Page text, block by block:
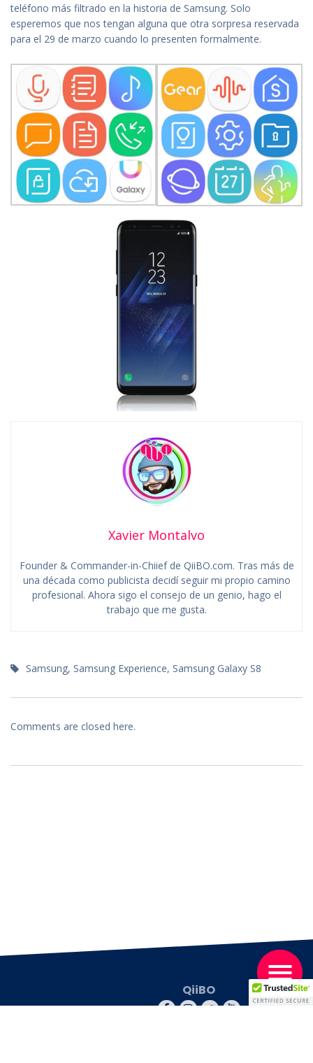
teléfono más filtrado en la historia de Samsung. Solo
esperemos que nos tengan alguna que otra sorpresa reservada
para el 29 de marzo cuando lo presenten formalmente.
Xavier Montalvo
Founder & Commander-in-Chiief de QiiBO.com. Tras más de
una década como publicista decidí seguir mi propio camino
profesional. Ahora sigo el consejo de un genio, hago el
trabajo que me gusta.
Samsung, Samsung Experience, Samsung Galaxy S8
Comments are closed here.
QiiBO